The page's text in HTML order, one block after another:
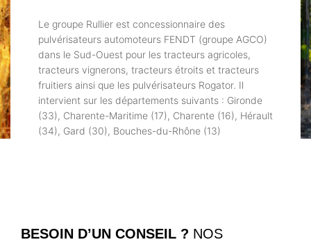
Le groupe Rullier est concessionnaire des
pulvérisateurs automoteurs FENDT (groupe AGCO)
dans le Sud-Ouest pour les tracteurs agricoles,
tracteurs vignerons, tracteurs étroits et tracteurs
fruitiers ainsi que les pulvérisateurs Rogator. Il
intervient sur les départements suivants : Gironde
(33), Charente-Maritime (17), Charente (16), Hérault
(34), Gard (30), Bouches-du-Rhône (13)
BESOIN D’UN CONSEIL ? NOS